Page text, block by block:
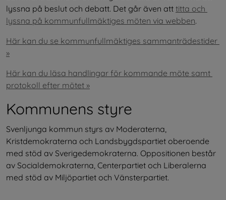
lyssna på beslut och debatt. Det går även att titta och
lyssna på kommunfullmäktiges möten via webben.
Här kan du se kommunfullmäktiges sammanträdestider
»
Här kan du läsa handlingar för kommande möte samt
protokoll efter mötet »
Kommunens styre
Svenljunga kommun styrs av Moderaterna,
Kristdemokraterna och Landsbygdspartiet oberoende
med stöd av Sverigedemokraterna. Oppositionen består
av Socialdemokraterna, Centerpartiet och Liberalerna
med stöd av Miljöpartiet och Vänsterpartiet.